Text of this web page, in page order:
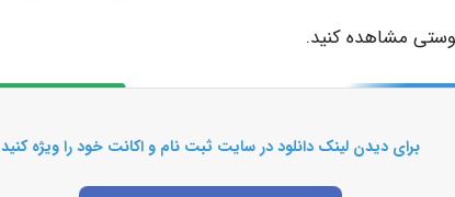
مشاهده کنید.
برای دیدن لینک دانلود در سایت ثبت نام و اکانت خود را ویژه کنید